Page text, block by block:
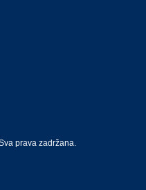
prava zadržana.